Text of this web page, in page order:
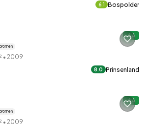
6.1 Bospolder
A
• 2009
8.0 Prinsenland
A
• 2009